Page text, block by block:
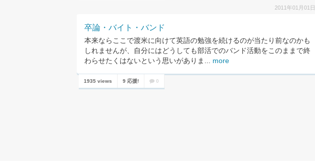
卒論・バイト・バンド
本来ならここで渡米に向けて英語の勉強を続けるのが当たり前なのかも
しれませんが、自分にはどうしても部活でのバンド活動をこのままで終
わらせたくはないという思いがありま... more
2011年01月01日
1935 views 9 応援! 0